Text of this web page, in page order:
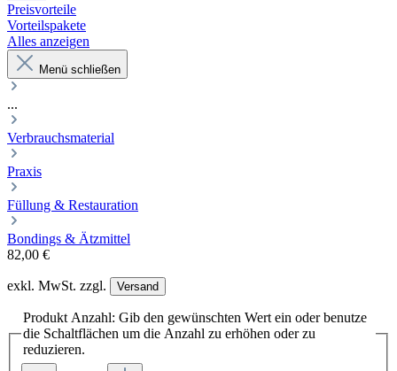
Preisvorteile
Vorteilspakete
Alles anzeigen
Menü schließen
...
Verbrauchsmaterial
Praxis
Füllung & Restauration
Bondings & Ätzmittel
82,00 €
exkl. MwSt. zzgl. Versand
Produkt Anzahl: Gib den gewünschten Wert ein oder benutze
die Schaltflächen um die Anzahl zu erhöhen oder zu
reduzieren.